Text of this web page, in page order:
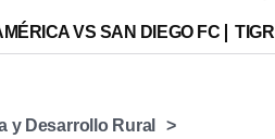
VS SAN DIEGO FC
y Desarrollo Rural